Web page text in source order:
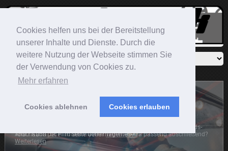
Cookies helfen uns bei der Bereitstellung
unserer Inhalte und Dienste. Durch die
weitere Nutzung der Webseite stimmen Sie
der Verwendung von Cookies zu.
Mehr erfahren
Cookies ablehnen Cookies erlauben
Anschaubar, oder Totalschaden?Weiterlesen